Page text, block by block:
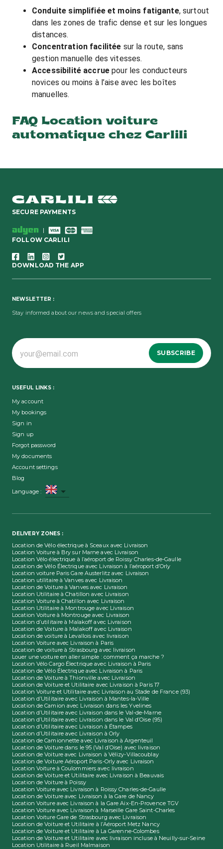
Conduite simplifiée et moins fatigante, surtout
dans les zones de trafic dense et sur les longues
distances.
Concentration facilitée sur la route, sans
gestion manuelle des vitesses.
Accessibilité accrue pour les conducteurs
novices ou moins à l’aise avec les boîtes
manuelles.
FAQ Location voiture
automatique chez Carlili
SECURE PAYMENTS
|
FOLLOW CARLILI
DOWNLOAD THE APP
NEWSLETTER :
Stay informed about our news and special offers
SUBSCRIBE
USEFUL LINKS :
My account
My bookings
Sign in
Sign up
Forgot password
My documents
Account settings
Blog
Language:
DELIVERY ZONES :
Location de Vélo électrique à Sceaux avec Livraison
Location Voiture à Bry sur Marne avec Livraison
Location Vélo électrique à l’aéroport de Roissy Charles-de-Gaulle
Location de Vélo Électrique avec Livraison à l’aéroport d’Orly
Location voiture Paris Gare Austerlitz avec Livraison
Location utilitaire à Vanves avec Livraison
Location de Voiture à Vanves avec Livraison
Location Utilitaire à Chatillon avec Livraison
Location Voiture à Chatillon avec Livraison
Location Utilitaire à Montrouge avec Livraison
Location Voiture à Montrouge avec Livraison
Location d’utilitaire à Malakoff avec Livraison
Location de Voiture à Malakoff avec Livraison
Location de voiture à Levallois avec livraison
Location Voiture avec Livraison à Paris
Location de voiture à Strasbourg avec livraison
Louer une voiture en aller simple : comment ça marche ?
Location Vélo Cargo Électrique avec Livraison à Paris
Location de Vélo Électrique avec Livraison à Paris
Location de Voiture à Thionville avec Livraison
Location de Voiture et Utilitaire avec Livraison à Paris 17
Location Voiture et Utilitaire avec Livraison au Stade de France (93)
Location d’Utilitaire avec Livraison à Mantes-la-Ville
Location de Camion avec Livraison dans les Yvelines
Location d’Utilitaire avec Livraison dans le Val-de-Marne
Location d’Utilitaire avec Livraison dans le Val d’Oise (95)
Location d’Utilitaire avec Livraison à Étampes
Location d’Utilitaire avec Livraison à Orly
Location de Camionnette avec Livraison à Argenteuil
Location de Voiture dans le 95 (Val d’Oise) avec livraison
Location de Voiture avec Livraison à Vélizy-Villacoublay
Location de Voiture Aéroport Paris-Orly avec Livraison
Location Voiture à Coulommiers avec livraison
Location de Voiture et Utilitaire avec Livraison à Beauvais
Location de Voiture à Poissy
Location Voiture avec Livraison à Roissy Charles-de-Gaulle
Location de Voiture avec Livraison à la Gare de Nancy
Location Voiture avec Livraison à la Gare Aix-En-Provence TGV
Location Voiture avec Livraison à Marseille Gare Saint-Charles
Location Voiture Gare de Strasbourg avec Livraison
Location de Voiture et Utilitaire à l’Aéroport Metz Nancy
Location de Voiture et Utilitaire à La Garenne-Colombes
Location de Voiture et Utilitaire avec livraison incluse à Neuilly-sur-Seine
Location Utilitaire à Rueil Malmaison